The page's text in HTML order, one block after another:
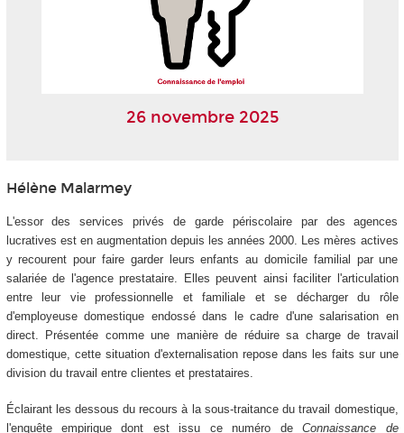
26 novembre 2025
Hélène Malarmey
L'essor des services privés de garde périscolaire par des agences
lucratives est en augmentation depuis les années 2000. Les mères actives
y recourent pour faire garder leurs enfants au domicile familial par une
salariée de l'agence prestataire. Elles peuvent ainsi faciliter l'articulation
entre leur vie professionnelle et familiale et se décharger du rôle
d'employeuse domestique endossé dans le cadre d'une salarisation en
direct. Présentée comme une manière de réduire sa charge de travail
domestique, cette situation d'externalisation repose dans les faits sur une
division du travail entre clientes et prestataires.
Éclairant les dessous du recours à la sous-traitance du travail domestique,
l'enquête empirique dont est issu ce numéro deConnaissance de